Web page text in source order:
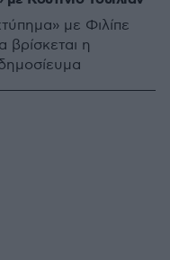
με Φιλίπε
βρίσκεται η